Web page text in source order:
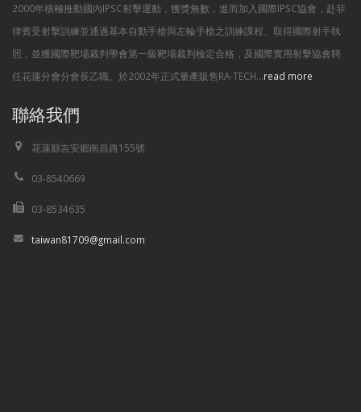
2000年積極推動國內IPSC射擊運動，獲獎無數，進而加入國際IPSC協會，赴菲
律賓受射擊訓練並通過基本自動手槍與左輪手槍之訓練課程、取得國際射手執
照，並獲國際靶場裁判學會第一級靶場裁判檢定合格，及國際實用射擊協會聘
任花蓮分會分會長乙職。於2002年正式量產販售RA-TECH...read more
聯絡我們
花蓮縣吉安鄉南昌路155號
03-8540669
03-8534635
taiwan81709@gmail.com